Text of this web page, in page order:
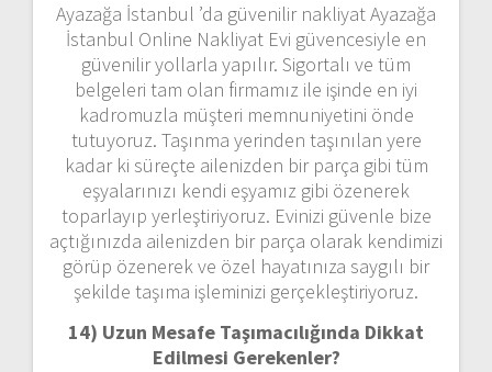
Ayazağa İstanbul ’da güvenilir nakliyat Ayazağa
İstanbul Online Nakliyat Evi güvencesiyle en
güvenilir yollarla yapılır. Sigortalı ve tüm
belgeleri tam olan firmamız ile işinde en iyi
kadromuzla müşteri memnuniyetini önde
tutuyoruz. Taşınma yerinden taşınılan yere
kadar ki süreçte ailenizden bir parça gibi tüm
eşyalarınızı kendi eşyamız gibi özenerek
toparlayıp yerleştiriyoruz. Evinizi güvenle bize
açtığınızda ailenizden bir parça olarak kendimizi
görüp özenerek ve özel hayatınıza saygılı bir
şekilde taşıma işleminizi gerçekleştiriyoruz.
14) Uzun Mesafe Taşımacılığında Dikkat
Edilmesi Gerekenler?